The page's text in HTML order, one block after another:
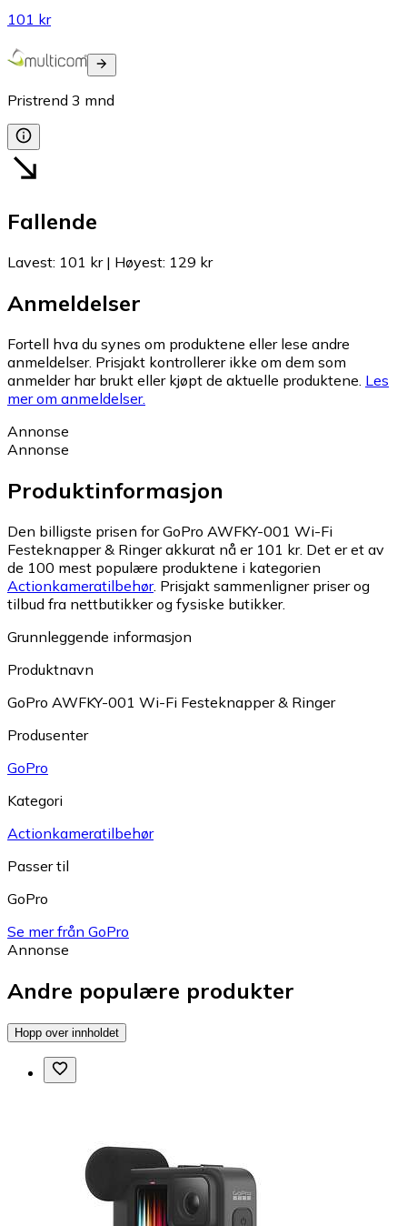
101 kr
Pristrend 3 mnd
Fallende
Lavest: 101 kr| Høyest: 129 kr
Anmeldelser
Fortell hva du synes om produktene eller lese andre
anmeldelser. Prisjakt kontrollerer ikke om dem som
anmelder har brukt eller kjøpt de aktuelle produktene. Les
mer om anmeldelser.
Annonse
Annonse
Produktinformasjon
Den billigste prisen for GoPro AWFKY-001 Wi-Fi
Festeknapper & Ringer akkurat nå er 101 kr. Det er et av
de 100 mest populære produktene i kategorien
Actionkameratilbehør. Prisjakt sammenligner priser og
tilbud fra nettbutikker og fysiske butikker.
Grunnleggende informasjon
Produktnavn
GoPro AWFKY-001 Wi-Fi Festeknapper & Ringer
Produsenter
GoPro
Kategori
Actionkameratilbehør
Passer til
GoPro
Se mer från GoPro
Annonse
Andre populære produkter
Hopp over innholdet